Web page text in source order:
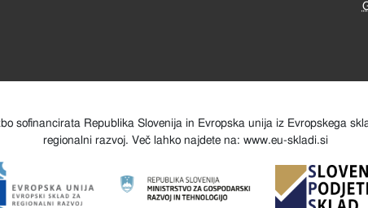
sofinancirata Republika Slovenija in Evropska unija iz Evropskega
regionalni razvoj. Več lahko najdete na: www.eu-skladi.si